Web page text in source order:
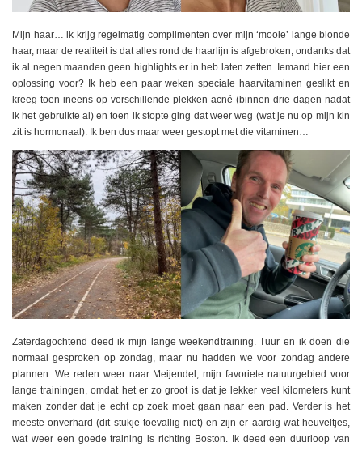
Mijn haar… ik krijg regelmatig complimenten over mijn ‘mooie’ lange blonde
haar, maar de realiteit is dat alles rond de haarlijn is afgebroken, ondanks dat
ik al negen maanden geen highlights er in heb laten zetten. Iemand hier een
oplossing voor? Ik heb een paar weken speciale haarvitaminen geslikt en
kreeg toen ineens op verschillende plekken acné (binnen drie dagen nadat
ik het gebruikte al) en toen ik stopte ging dat weer weg (wat je nu op mijn kin
zit is hormonaal). Ik ben dus maar weer gestopt met die vitaminen…
Zaterdagochtend deed ik mijn lange weekendtraining. Tuur en ik doen die
normaal gesproken op zondag, maar nu hadden we voor zondag andere
plannen. We reden weer naar Meijendel, mijn favoriete natuurgebied voor
lange trainingen, omdat het er zo groot is dat je lekker veel kilometers kunt
maken zonder dat je echt op zoek moet gaan naar een pad. Verder is het
meeste onverhard (dit stukje toevallig niet) en zijn er aardig wat heuveltjes,
wat weer een goede training is richting Boston. Ik deed een duurloop van